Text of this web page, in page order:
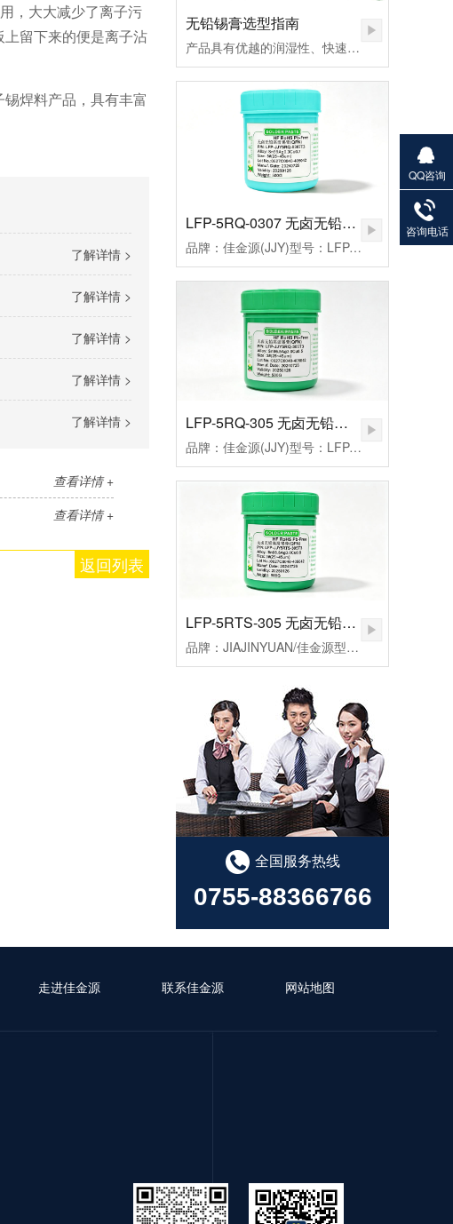
，大大减少了离子污
留下来的便是离子沾
焊料产品，具有丰富
了解详情 >
了解详情 >
了解详情 >
了解详情 >
了解详情 >
查看详情 +
查看详情 +
返回列表
无铅锡膏选型指南
产品具有优越的润湿性、快速点焊、拖焊、低残留和免清洗等特点，符合国际环保ROHS、REACH、PAHs、Phthalates等标准的限制，还从而帮您实现环保发展无忧无虑。
LFP-5RQ-0307 无卤无铅高温锡膏
品牌：佳金源(JJY)型号：LFP-JJY5RQ-0307T3合金成分：Sn99Ag0.3Cu0.7颗粒度：3#(25-45um）粘度：190±20Pa.S活性：高活性熔点：221-227℃峰值温度：235-255（℃）规格：500克/瓶
LFP-5RQ-305 无卤无铅高温锡膏
品牌：佳金源(JJY)型号：LFP-JJY5RQ-305T3合金成分：Sn96.5Ag3.0Cu0.5颗粒度：3#(25-45um）粘度：190±20Pa.S活性：高活性熔点：217℃峰值温度：235-255（℃）规格：500克/瓶
LFP-5RTS-305 无卤无铅高温锡膏
品牌：JIAJINYUAN/佳金源型号：LFP-JJY5RTS-305T3合金成分：Sn96.5Ag3.0Cu0.5颗粒度：3#(25-45um）粘度：185±20Pa.S活性：较高活性熔点：217℃峰值温度：235-255℃规格：500克/瓶
全国服务热线
0755-88366766
走进佳金源 联系佳金源 网站地图
QQ咨询
27901383
82
咨询电话